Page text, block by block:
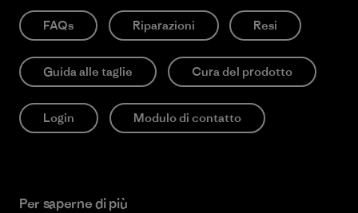
FAQs Riparazioni Resi
Guida alle taglie Cura del prodotto
Login Modulo di contatto
Per saperne di più